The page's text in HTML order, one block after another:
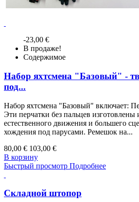
-23,00 €
В продаже!
Содержимое
Набор яхтсмена "Базовый" -
под...
Набор яхтсмена "Базовый" включает:
Эти перчатки без пальцев изготовлены
естественного движения и большего
хождения под парусами. Ремешок на...
80,00 € 103,00 €
В корзину
Быстрый просмотр Подробнее
Складной штопор